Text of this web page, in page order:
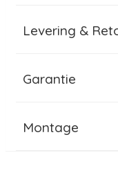
Levering &
Garantie
Montage